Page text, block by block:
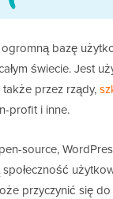
bazę
świecie. Jest
przez rządy,
profit i inne.
source,
przyczynić się